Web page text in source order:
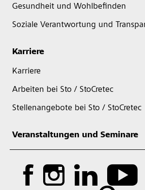
Gesundheit und Wohlbefinden
Soziale Verantwortung und
Karriere
Karriere
Arbeiten bei Sto / StoCretec
Stellenangebote bei Sto / StoCretec
Veranstaltungen und Seminare